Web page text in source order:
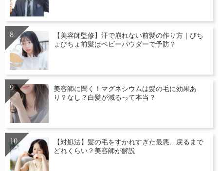
【美容師監修】汗で崩れない前髪の作り方｜びち
ょびちょ前髪はベビーパウダーで予防？
美容師に聞く！マグネシウムは髪の毛に効果あ
り？なし？白髪が減るって本当？
【対処法】髪の毛をすかれすぎた最悪…戻るまで
どれくらい？美容師が解説